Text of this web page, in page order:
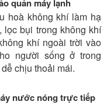
quản máy lạnh
hoà không khí làm hạ
lọc bụi trong không khí
khí ngoài trời vào
người sống ở trong
chịu thoải mái.
nước nóng trực tiếp